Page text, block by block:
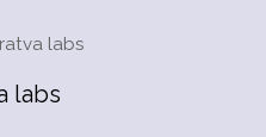
labs
labs